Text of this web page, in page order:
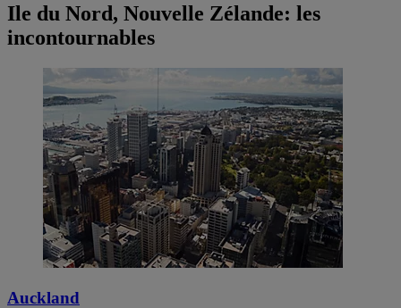
Ile du Nord, Nouvelle Zélande: les
incontournables
Auckland